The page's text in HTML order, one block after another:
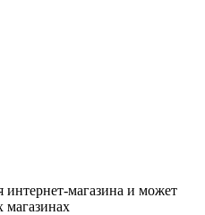
интернет-магазина и может
магазинах